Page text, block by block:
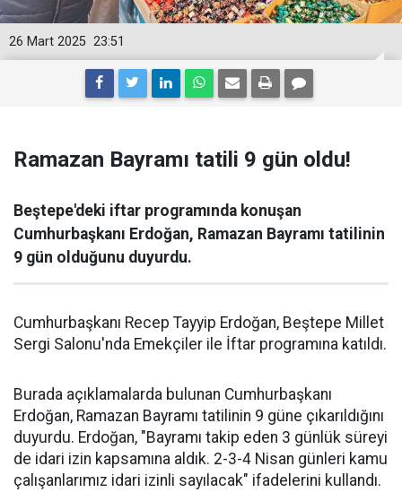
23:51
26 Mart 2025
Ramazan Bayramı tatili 9 gün oldu!
Beştepe'deki iftar programında konuşan
Cumhurbaşkanı Erdoğan, Ramazan Bayramı tatilinin
9 gün olduğunu duyurdu.
Cumhurbaşkanı Recep Tayyip Erdoğan, Beştepe Millet
Sergi Salonu'nda Emekçiler ile İftar programına katıldı.
Burada açıklamalarda bulunan Cumhurbaşkanı
Erdoğan, Ramazan Bayramı tatilinin 9 güne çıkarıldığını
duyurdu. Erdoğan, "Bayramı takip eden 3 günlük süreyi
de idari izin kapsamına aldık. 2-3-4 Nisan günleri kamu
çalışanlarımız idari izinli sayılacak" ifadelerini kullandı.